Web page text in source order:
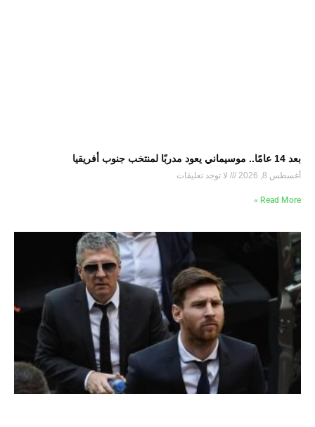
بعد 14 عامًا.. موسيماني يعود مدربًا لمنتخب جنوب أفريقيا
أغسطس 8, 2026 لا توجد تعليقات
Read More »